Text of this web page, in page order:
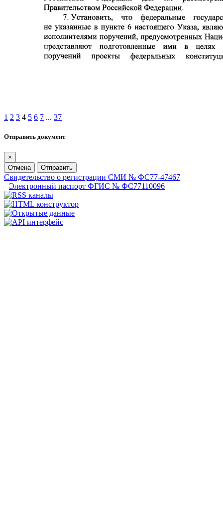
1 2 3 4 5 6 7 ... 37
Отправить документ
×
Отмена
Отправить
Свидетельство о регистрации СМИ № ФС77-47467
Электронный паспорт ФГИС № ФС77110096